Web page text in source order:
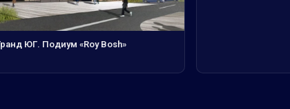
ЮГ. Подиум «Roy Bosh»